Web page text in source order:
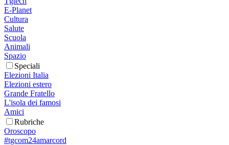
E-Planet
Cultura
Salute
Scuola
Animali
Spazio
Speciali
Elezioni Italia
Elezioni estero
Grande Fratello
L'isola dei famosi
Amici
Rubriche
Oroscopo
#tgcom24amarcord